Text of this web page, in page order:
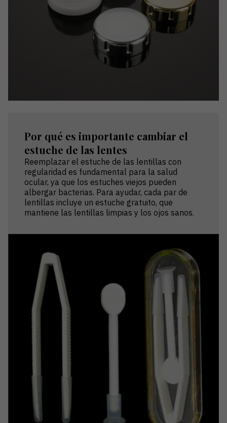
Por qué es importante cambiar el
estuche de las lentes
Reemplazar el estuche de las lentillas con
regularidad es fundamental para la salud
ocular, ya que los estuches viejos pueden
albergar bacterias. Para ayudar, cada par de
lentillas incluye un estuche gratuito, que
mantiene las lentillas limpias y los ojos sanos.